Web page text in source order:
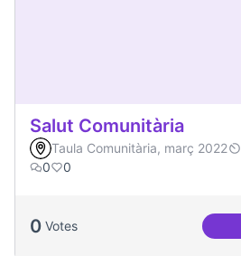
Salut Comunitària
Taula Comunitària, març 2022
0
0
0 Votes